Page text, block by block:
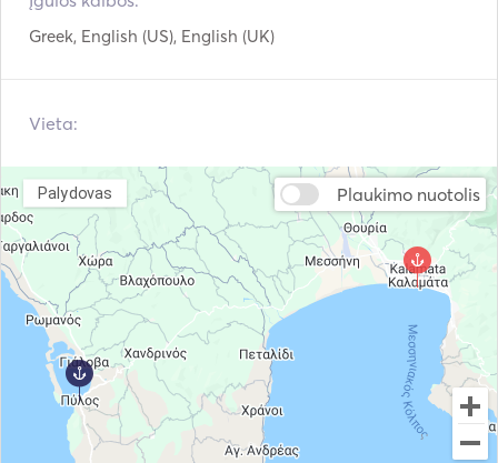
Pakabinamas variklis
Greek, English (US), English (UK)
Vieta:
Plaukimo nuotolis
Palydovas